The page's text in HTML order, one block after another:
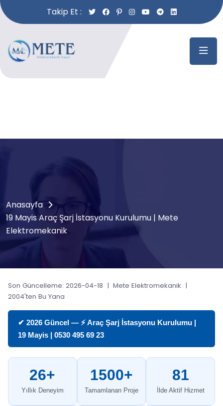
Takip Et :
Anasayfa
19 Mayis Araç Şarj İstasyonu Kurulumu | Mete
Elektromekanik
Son Güncelleme: 2026-04-18 | Mete Elektromekanik |
2004'ten Bu Yana
✔ 2026 Güncel — ⚡ Araç Şarj İstasyonu Kurulumu |
19 Mayis | 0530 495 69 23
26+
Yıllık Deneyim
1500+
Tamamlanan Proje
81
İlde Aktif Hizmet